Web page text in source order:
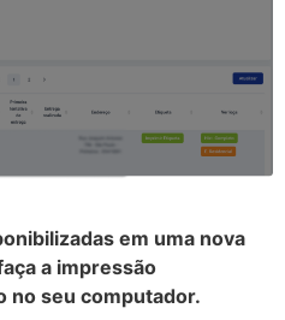
em uma nova
a impressão
no seu computador.